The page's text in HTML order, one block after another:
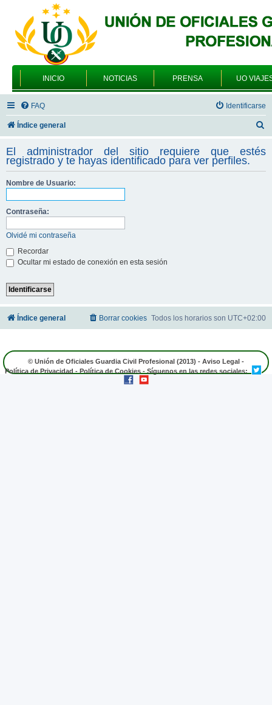
INICIO NOTICIAS PRENSA UO
FAQ Identificarse
Índice general
s
c
El administrador del sitio requiere que estés
registrado y te hayas identificado para ver perfiles.
Nombre de Usuario:
Contraseña:
Olvidé mi contraseña
Recordar
Ocultar mi estado de conexión en esta sesión
Índice general Todos los horarios son UTC+02:00
Borrar cookies
© Unión de Oficiales Guardia Civil Profesional (2013) - Aviso Legal -
Política de Privacidad - Política de Cookies - Síguenos en las redes sociales: